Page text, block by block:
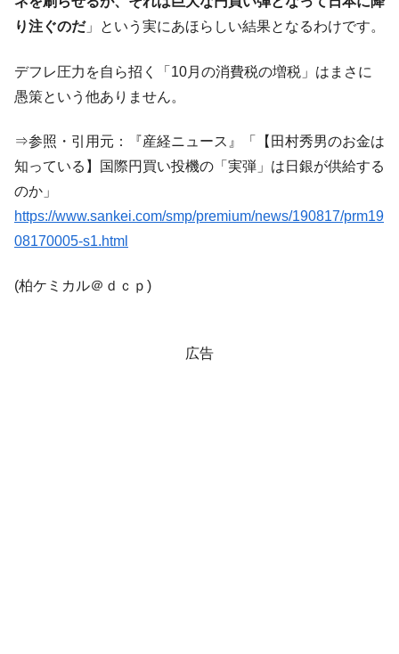
他人事のような発言。
業績「史上最高益」当期純利益は前年同期比13.4倍に。
『Money1』
韓国･加徳島新国際空港「またも暗礁」の危
『Money1』
【速報】韓国株式市場の暴落・本日07月29
日(水)もサイドカー・サーキットブレイカーの二段コンボ
発動！
『Money1』
IT産業は人を雇用する効果は低い。全産業の
半分未満しか雇用を生まない
塊！
今話題の「楽天ライオンズ」とは？
り注ぐのだ」という実にあほらしい結果となるわけです。
デフレ圧力を自ら招く「10月の消費税の増税」はまさに
愚策という他ありません。
⇒参照・引用元：『産経ニュース』「【田村秀男のお金は
知っている】国際円買い投機の「実弾」は日銀が供給する
のか」
https://www.sankei.com/smp/premium/news/190817/prm19
08170005-s1.html
(柏ケミカル＠ｄｃｐ)
広告